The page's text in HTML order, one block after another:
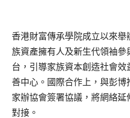
香港財富傳承學院成立以來舉
族資產擁有人及新生代領袖
台，引導家族資本創造社會
善中心。國際合作上，與彭
家辦協會簽署協議，將網絡
對接。